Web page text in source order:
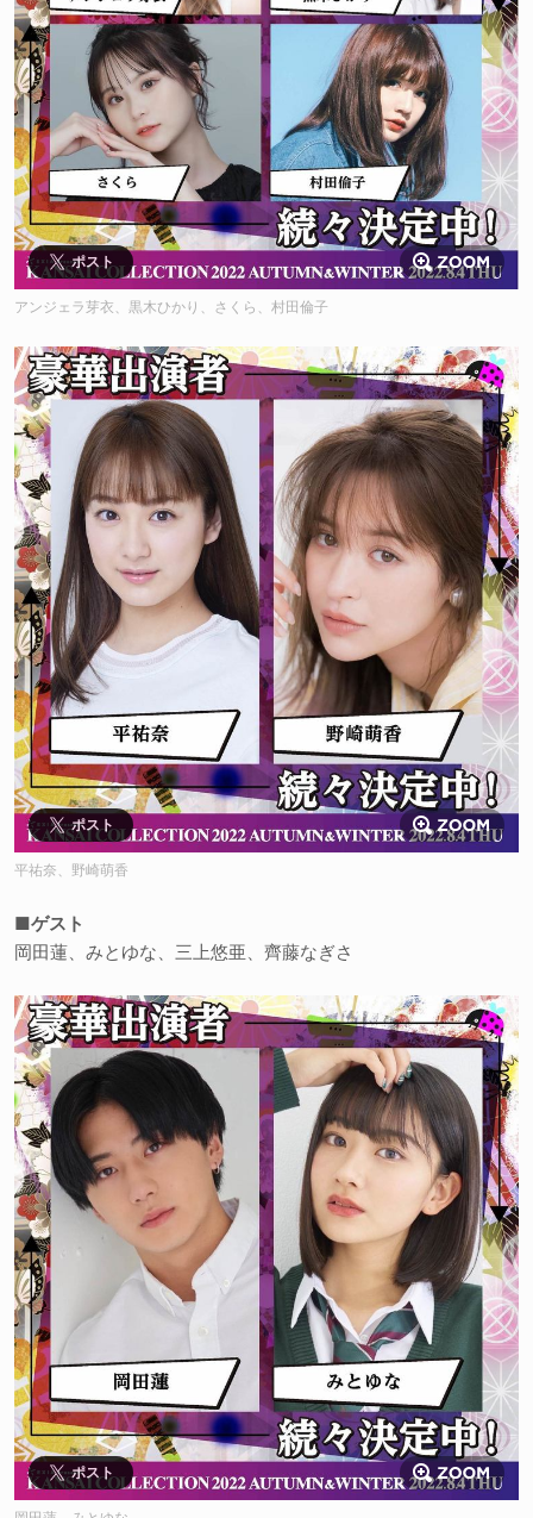
ポスト
アンジェラ芽衣、黒木ひかり、さくら、村田倫子
ポスト
平祐奈、野崎萌香
■ゲスト
岡田蓮、みとゆな、三上悠亜、齊藤なぎさ
ポスト